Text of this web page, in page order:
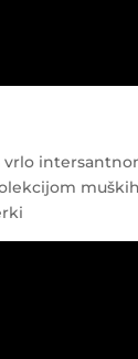
vrlo